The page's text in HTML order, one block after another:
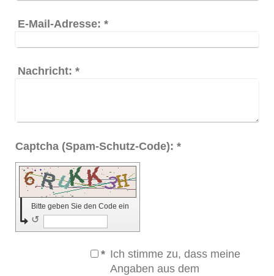
E-Mail-Adresse: *
Nachricht: *
Captcha (Spam-Schutz-Code): *
Bitte geben Sie den Code ein
↺
* Ich stimme zu, dass meine
Angaben aus dem